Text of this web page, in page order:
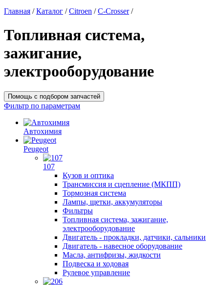
Главная / Каталог / Citroen / С-Сrosser/
Топливная система,
зажигание,
электрооборудование
Помощь с подбором запчастей
Фильтр по параметрам
Автохимия
Peugeot
107
Кузов и оптика
Трансмиссия и сцепление (МКПП)
Тормозная система
Лампы, щетки, аккумуляторы
Фильтры
Топливная система, зажигание,
электрооборудование
Двигатель - прокладки, датчики, сальники
Двигатель - навесное оборудование
Масла, антифризы, жидкости
Подвеска и ходовая
Рулевое управление